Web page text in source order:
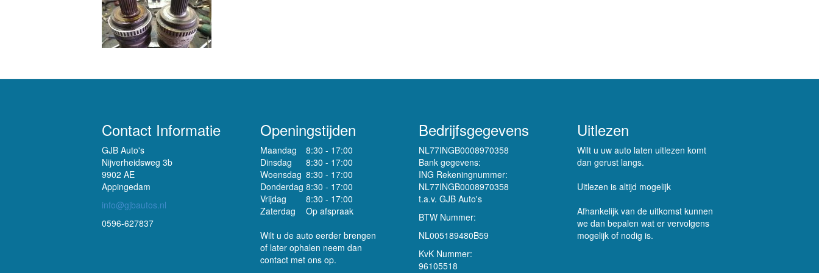
Contact Informatie
GJB Auto's
Nijverheidsweg 3b
9902 AE
Appingedam
info@gjbautos.nl
0596-627837
Openingstijden
Maandag
Dinsdag
Woensdag
Donderdag
Vrijdag
Zaterdag
8:30 - 17:00
8:30 - 17:00
8:30 - 17:00
8:30 - 17:00
8:30 - 17:00
Op afspraak
Wilt u de auto eerder brengen
of later ophalen neem dan
contact met ons op.
Bedrijfsgegevens
NL77INGB0008970358
Bank gegevens:
ING Rekeningnummer:
NL77INGB0008970358
t.a.v. GJB Auto's
BTW Nummer:
NL005189480B59
KvK Nummer:
96105518
Uitlezen
Wilt u uw auto laten uitlezen komt
dan gerust langs.
Uitlezen is altijd mogelijk
Afhankelijk van de uitkomst kunnen
we dan bepalen wat er vervolgens
mogelijk of nodig is.